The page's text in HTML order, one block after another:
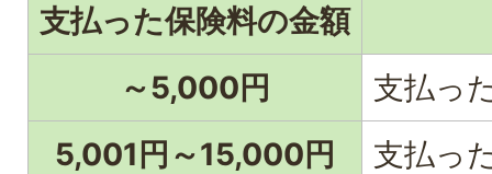
支払った保険料の金額
～5,000円
支払っ
5,001円～15,000円
支払っ